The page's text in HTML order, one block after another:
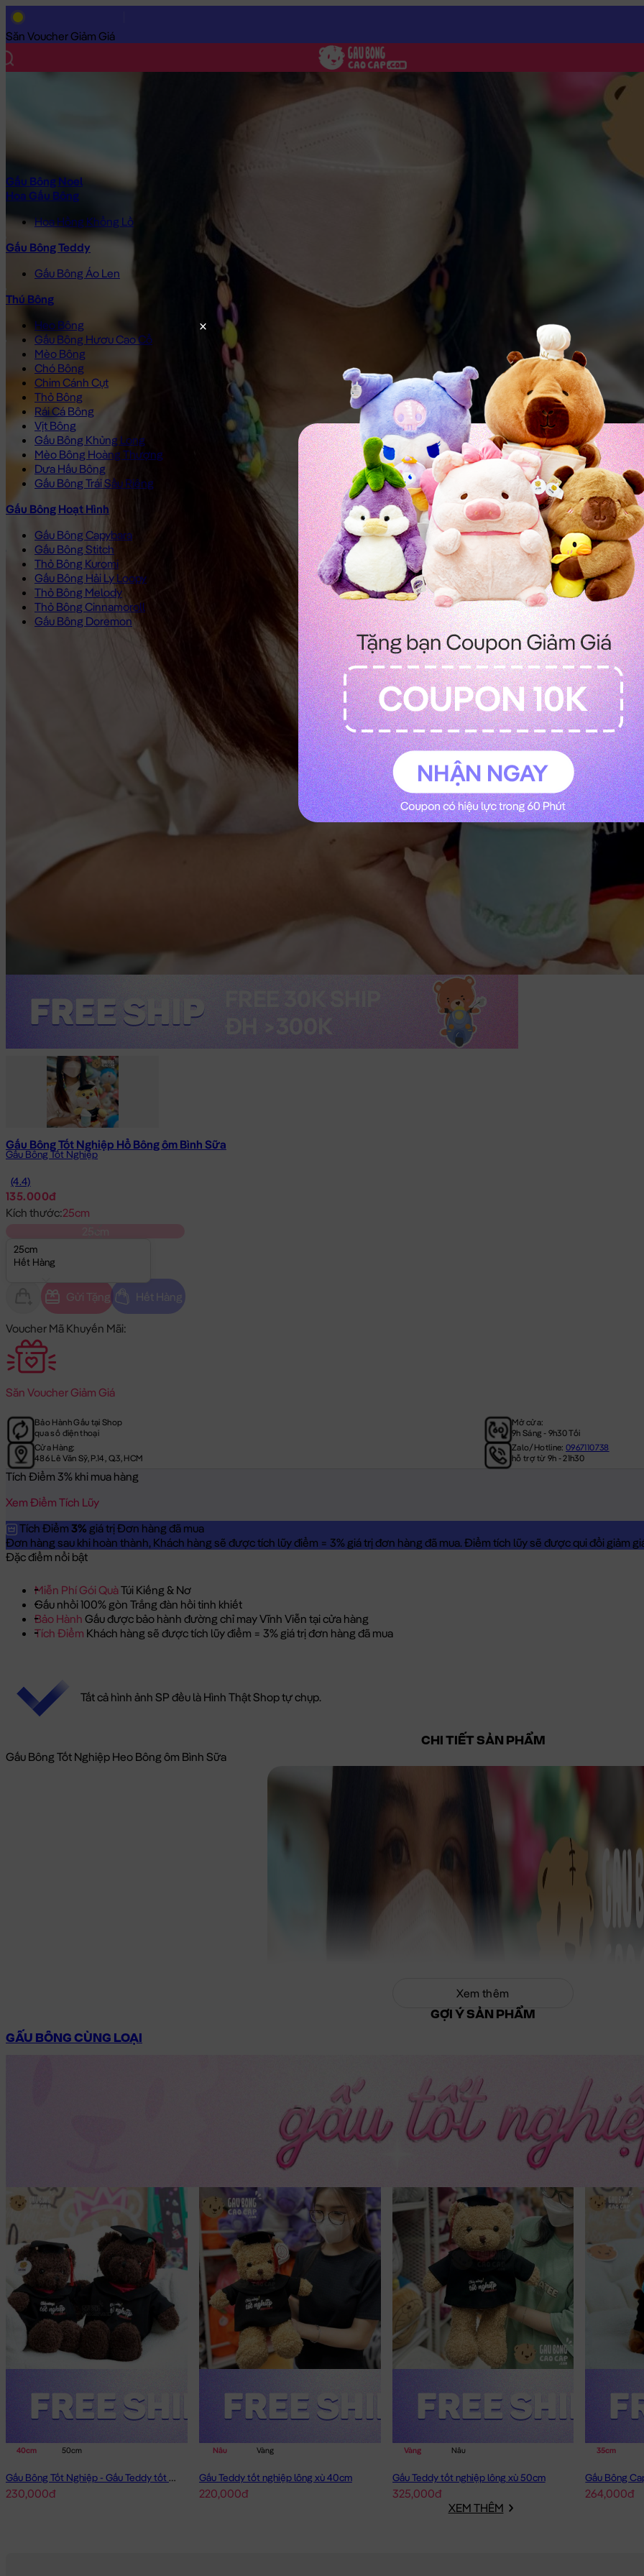
Săn Voucher Giảm Giá
Gấu Bông Noel
Hoa Gấu Bông
Hoa Hồng Khổng Lồ
Gấu Bông Teddy
Gấu Bông Áo Len
Thú Bông
Heo Bông
Gấu Bông Hươu Cao Cổ
Mèo Bông
Chó Bông
Chim Cánh Cụt
Thỏ Bông
Rái Cá Bông
Vịt Bông
Gấu Bông Khủng Long
Mèo Bông Hoàng Thượng
Dưa Hấu Bông
Gấu Bông Trái Sầu Riêng
Gấu Bông Hoạt Hình
Gấu Bông Capybara
Gấu Bông Stitch
Thỏ Bông Kuromi
Gấu Bông Hải Ly Loopy
Thỏ Bông Melody
Thỏ Bông Cinnamoroll
Gấu Bông Doremon
Trang Chủ
Gấu Bông Tốt Nghiệp Hổ Bông ôm Bình Sữa
Gấu Bông Tốt Nghiệp
(4.4)
135.000đ
Kích thước:25cm
25cm
Hết Hàng
Gửi Tặng Hết Hàng
Voucher Mã Khuyến Mãi:
Săn Voucher Giảm Giá
Bảo Hành Gấu tại Shop
qua số điện thoại
Mở cửa:
9h Sáng - 9h30 Tối
Cửa Hàng:
486 Lê Văn Sỹ, P.14, Q.3, HCM
Zalo/Hotline:0967110738
hỗ trợ từ 9h - 21h30
Tích Điểm 3% khi mua hàng
Xem Điểm Tích Lũy
Tích Điểm 3% giá trị Đơn hàng đã mua
Đơn hàng sau khi hoàn thành, Khách hàng sẽ được tích lũy điểm = 3% giá trị đơn hàng đã mua. Điểm tích lũy sẽ được qui đổi giảm
Đặc điểm nổi bật
Miễn Phí Gói QuàTúi Kiếng & Nơ
Gấu nhồi 100% gòn Trắng đàn hồi tinh khiết
Bảo Hành Gấu được bảo hành đường chỉ may Vĩnh Viễn tại cửa hàng
Tích Điểm Khách hàng sẽ được tích lũy điểm = 3% giá trị đơn hàng đã mua
Tất cả hình ảnh SP đều là Hình Thật Shop tự chụp.
CHI TIẾT SẢN PHẨM
Gấu Bông Tốt Nghiệp Heo Bông ôm Bình Sữa
Xem thêm
GỢI Ý SẢN PHẨM
GẤU BÔNG CÙNG LOẠI
40cm 50cm
Gấu Bông Tốt Nghiệp - Gấu Teddy tốt nghiệp lông xù màu Nâu
230,000đ
Nâu Vàng
Gấu Teddy tốt nghiệp lông xù 40cm
220,000đ
Vàng Nâu
Gấu Teddy tốt nghiệp lông xù 50cm
325,000đ
35cm
264,000đ
XEM THÊM